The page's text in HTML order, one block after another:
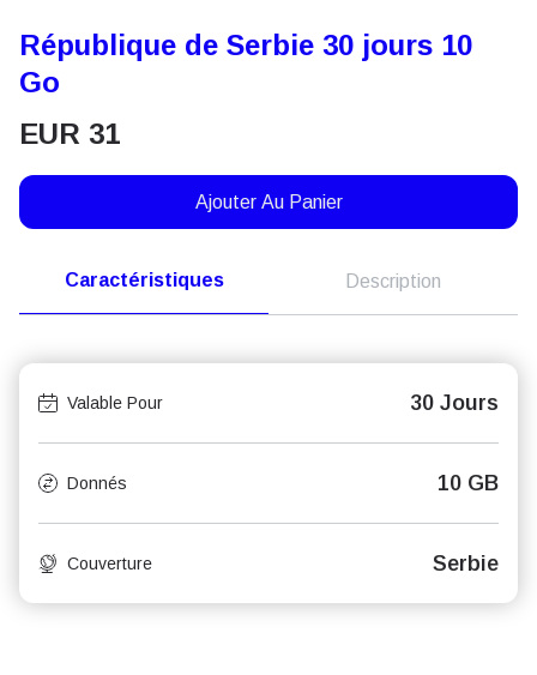
République de Serbie 30 jours 10
Go
EUR 31
Ajouter Au Panier
Caractéristiques Description
Valable Pour 30 Jours
Donnés 10 GB
Couverture Serbie